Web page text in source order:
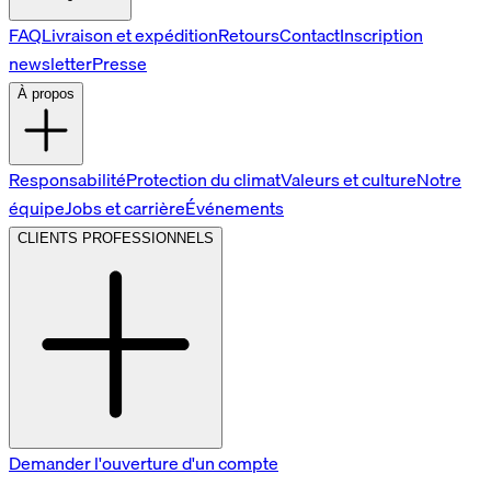
FAQLivraison et expéditionRetoursContactInscription
newsletterPresse
À propos
ResponsabilitéProtection du climatValeurs et cultureNotre
équipeJobs et carrièreÉvénements
CLIENTS PROFESSIONNELS
Demander l'ouverture d'un compte